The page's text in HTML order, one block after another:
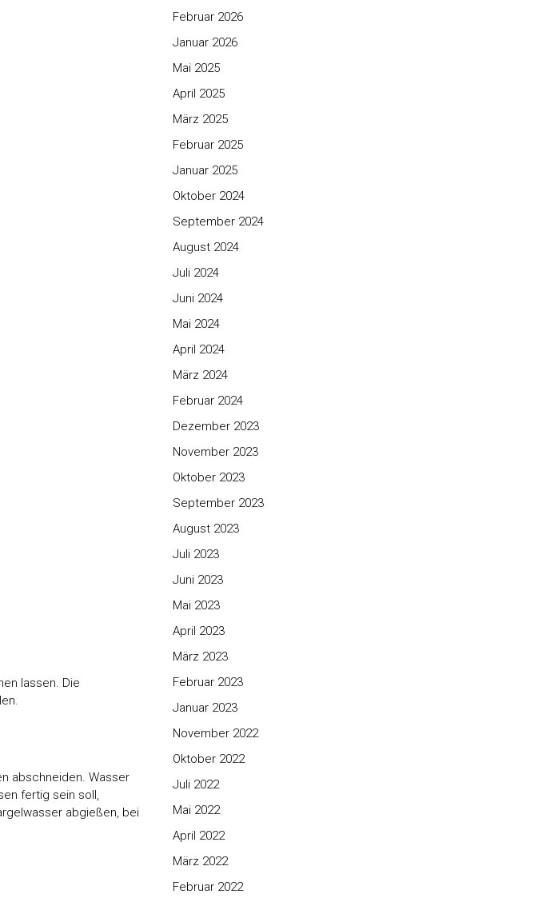
lassen. Die
abschneiden. Wasser
fertig sein soll,
abgießen, bei
Februar 2026
Januar 2026
Mai 2025
April 2025
März 2025
Februar 2025
Januar 2025
Oktober 2024
September 2024
August 2024
Juli 2024
Juni 2024
Mai 2024
April 2024
März 2024
Februar 2024
Dezember 2023
November 2023
Oktober 2023
September 2023
August 2023
Juli 2023
Juni 2023
Mai 2023
April 2023
März 2023
Februar 2023
Januar 2023
November 2022
Oktober 2022
Juli 2022
Mai 2022
April 2022
März 2022
Februar 2022